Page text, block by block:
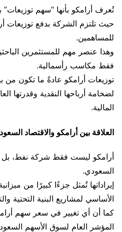
تُعرف أرامكو بأنها “سهم توزيعات”
حيث تلتزم الشركة بدفع توزيعات
للمساهمين.
وهذا عنصر مهم للمستثمرين
فقط مكاسب رأسمالية.
توزيعات أرامكو عادةً ما تكون من
لضخامة أرباحها النقدية وقدرتها
المالية.
العلاقة بين أرامكو والاقتصاد
أرامكو ليست فقط شركة نفط،
السعودي.
إيراداتها تُمثل جزءًا كبيرًا من
الأساسي لمشاريع البنية التحتية
كما أن أي تغيير في سعر سهم
المؤشر العام لسوق الأسهم